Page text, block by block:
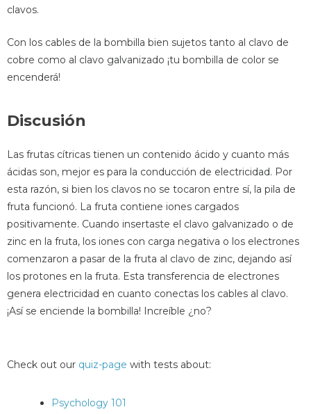
clavos.
Con los cables de la bombilla bien sujetos tanto al clavo de
cobre como al clavo galvanizado ¡tu bombilla de color se
encenderá!
Discusión
Las frutas cítricas tienen un contenido ácido y cuanto más
ácidas son, mejor es para la conducción de electricidad. Por
esta razón, si bien los clavos no se tocaron entre sí, la pila de
fruta funcionó. La fruta contiene iones cargados
positivamente. Cuando insertaste el clavo galvanizado o de
zinc en la fruta, los iones con carga negativa o los electrones
comenzaron a pasar de la fruta al clavo de zinc, dejando así
los protones en la fruta. Esta transferencia de electrones
genera electricidad en cuanto conectas los cables al clavo.
¡Así se enciende la bombilla! Increíble ¿no?
Check out our quiz-page with tests about:
Psychology 101